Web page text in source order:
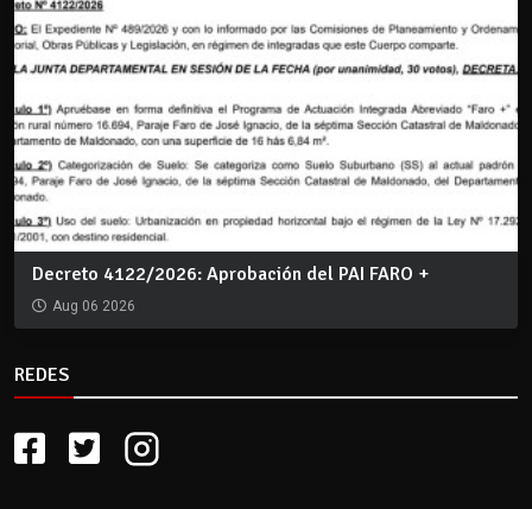
Decreto 4122/2026: Aprobación del PAI FARO +
Aug 06 2026
REDES